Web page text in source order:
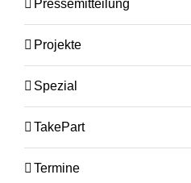
Pressemitteilung
Projekte
Spezial
TakePart
Termine